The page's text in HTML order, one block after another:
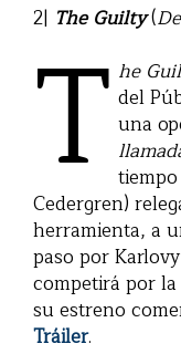
2| The Guilty(
T he
del
una
Cedergren)
herramienta, a
paso por
competirá por la
su estreno
Tráiler.